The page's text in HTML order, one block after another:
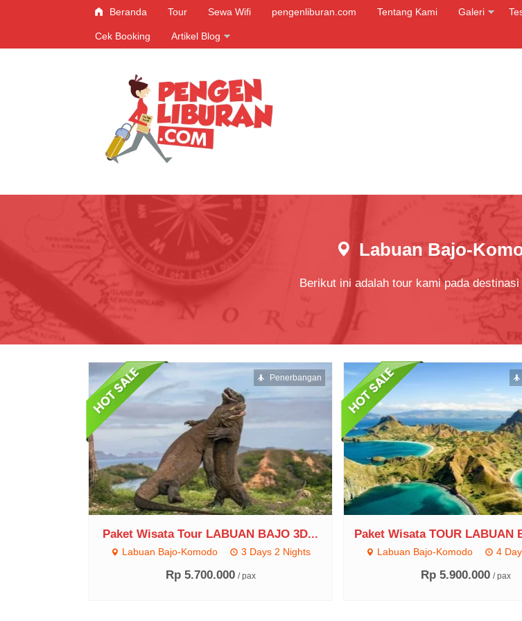
Beranda Tour Sewa Wifi pengenliburan.com Tentang Kami Galeri
Cek Booking Artikel Blog
Labuan Bajo-
Berikut ini adalah tour kami pada
Paket Wisata Tour LABUAN BAJO 3D...
Labuan Bajo-Komodo 3 Days 2 Nights
Rp 5.700.000 / pax
Penerbangan
Paket Wisata TOUR LABUAN
Labuan Bajo-Komodo 4
Rp 5.900.000 / pax